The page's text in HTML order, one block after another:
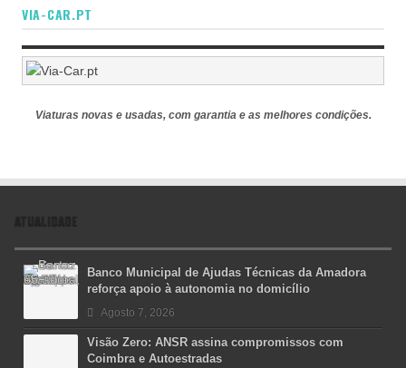
VIA-CAR.PT
Viaturas novas e usadas, com garantia e as melhores condições.
ATUALIDADE
Banco Municipal de Ajudas Técnicas da Amadora
reforça apoio à autonomia no domicílio
Agosto 7, 2026
Visão Zero: ANSR assina compromissos com
Coimbra e Autoestradas